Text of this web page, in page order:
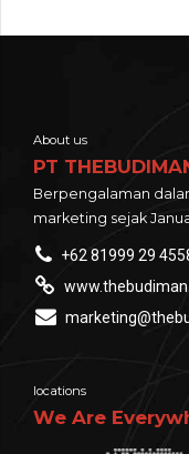
About us
PT
Berpengalaman
marketing sejak
+62 81999 29
locations
We Are